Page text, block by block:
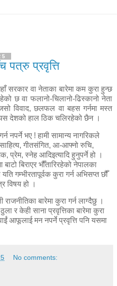
पत्रु प्रवृत्ति
सरकार वा नेताका बारेमा कम कुरा हुन्छ
छ वा फलानो-चिलानो-ढिस्कानो नेता
विवाद, छलफल वा बहस गर्नमा मस्त
देशको हाल ठिक चलिरहेको छैन ।
नपर्ने भए ! हामी सामान्य नागरिकले
साहित्य, गीतसंगित, आ-आफ्नो रुचि,
प्रेम, स्नेह आदिइत्यादि हुनुपर्ने हो ।
बाटो बिराएर भौँतारिरहेको नेपालका
यति गम्भीरतापूर्वक कुरा गर्न अभिसप्त छौँ
विषय हो ।
बारेमा कुरा गर्न लाग्दैछु ।
र केही साना प्रवृत्तिका बारेमा कुरा
आफूलाई मन नपर्ने प्रवृत्ति पनि यसमा
No comments: